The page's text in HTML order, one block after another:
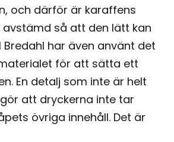
och därför är karaffens
avstämd så att den lätt kan
Bredahl har även använt det
för att sätta ett
En detalj som inte är helt
att dryckerna inte tar
övriga innehåll. Det är